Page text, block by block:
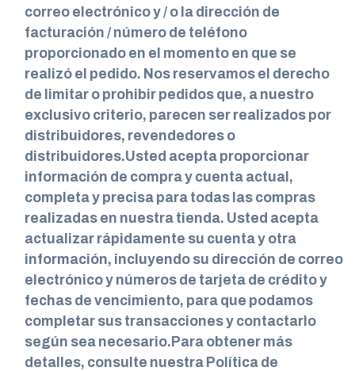
correo electrónico y / o la dirección de
facturación / número de teléfono
proporcionado en el momento en que se
realizó el pedido. Nos reservamos el derecho
de limitar o prohibir pedidos que, a nuestro
exclusivo criterio, parecen ser realizados por
distribuidores, revendedores o
distribuidores.Usted acepta proporcionar
información de compra y cuenta actual,
completa y precisa para todas las compras
realizadas en nuestra tienda. Usted acepta
actualizar rápidamente su cuenta y otra
información, incluyendo su dirección de correo
electrónico y números de tarjeta de crédito y
fechas de vencimiento, para que podamos
completar sus transacciones y contactarlo
según sea necesario.Para obtener más
detalles, consulte nuestra Política de